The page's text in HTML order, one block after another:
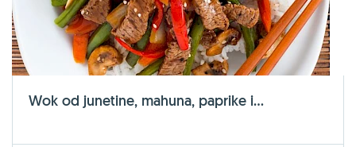
Wok od junetine, mahuna, paprike i...